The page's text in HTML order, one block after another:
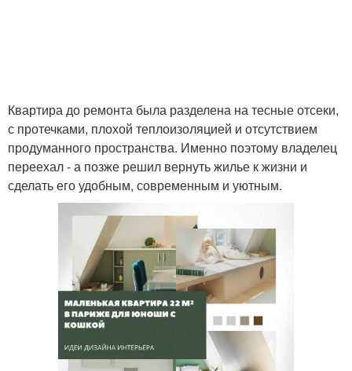
Квартира до ремонта была разделена на тесные отсеки,
с протечками, плохой теплоизоляцией и отсутствием
продуманного пространства. Именно поэтому владелец
переехал - а позже решил вернуть жилье к жизни и
сделать его удобным, современным и уютным.